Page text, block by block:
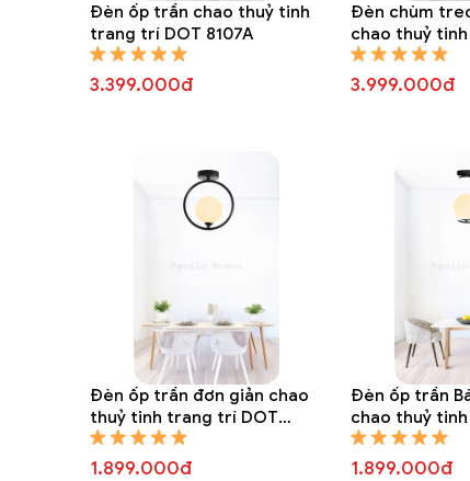
Đèn ốp trần chao thuỷ tinh
trang trí DOT 8107A
3.399.000đ
Đèn chùm
chao thuỷ
8243A
3.999.000đ
Đèn ốp trần đơn giản chao
thuỷ tinh trang trí DOT
8104A
1.899.000đ
Đèn ốp trần
chao thuỷ tinh
8103A
1.899.000đ